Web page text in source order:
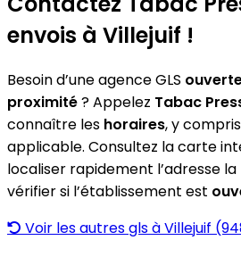
envois à Villejuif !
Besoin d’une agence GLS
proximité? Appelez Tabac
connaître les horaires, y
applicable. Consultez la carte
localiser rapidement l’adresse
vérifier si l’établissement est
Voir les autres gls à Villejuif